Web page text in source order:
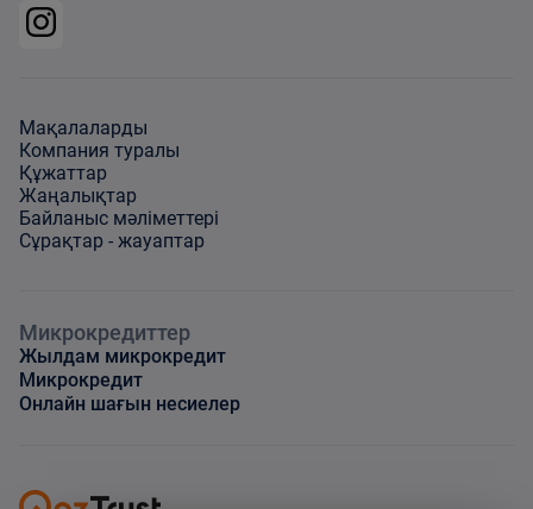
Мақалаларды
Компания туралы
Құжаттар
Жаңалықтар
Байланыс мәліметтері
Сұрақтар - жауаптар
Микрокредиттер
Жылдам микрокредит
Микрокредит
Онлайн шағын несиелер